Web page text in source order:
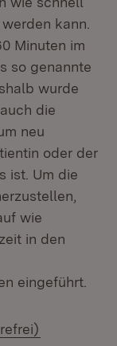
kann.
Minuten im
so genannte
wurde
die
neu
oder der
ist. Um die
wie
in den
eingeführt.